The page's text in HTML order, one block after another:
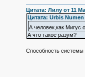
Цитата: Лилу от 11
Цитата: Urbis
А человек,как Мигус
А что такое разум?
Способность системы